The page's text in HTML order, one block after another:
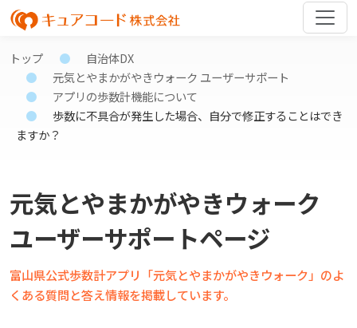
トップ
自治体DX
元気とやまかがやきウォーク ユーザーサポート
アプリの歩数計機能について
歩数に不具合が発生した場合、自分で修正することはでき
ますか？
元気とやまかがやきウォーク
ユーザーサポートページ
富山県公式歩数計アプリ「元気とやまかがやきウォーク」のよ
くある質問と答え情報を掲載しています。